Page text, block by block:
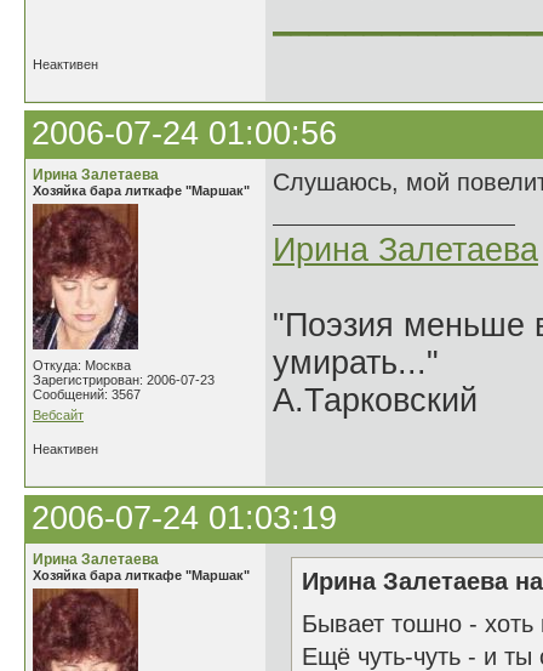
Неактивен
2006-07-24 01:00:56
Ирина Залетаева
Хозяйка бара литкафе "Маршак"
Откуда: Москва
Зарегистрирован: 2006-07-23
Сообщений: 3567
Вебсайт
Слушаюсь, мой
Ирина Залетаева
"Поэзия меньше
умирать..."
А.Тарковский
Неактивен
2006-07-24 01:03:19
Ирина Залетаева
Хозяйка бара литкафе "Маршак"
Ирина Залетаева
Бывает тошно -
Ещё чуть-чуть - и